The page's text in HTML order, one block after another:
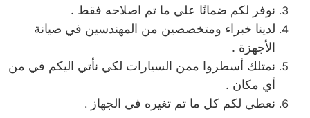
نوفر لكم ضمانًا علي ما تم اصلاحه فقط .
لدينا خبراء ومتخصصين من المهندسين في صيانة
الأجهزة .
نمتلك أسطروا ممن السيارات لكي نأتي اليكم في من
أي مكان .
نعطي لكم كل ما تم تغيره في الجهاز .